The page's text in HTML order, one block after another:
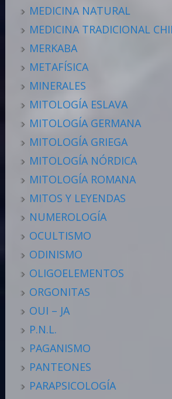
MEDICINA NATURAL
MEDICINA TRADICIONAL
MERKABA
METAFÍSICA
MINERALES
MITOLOGÍA ESLAVA
MITOLOGÍA GERMANA
MITOLOGÍA GRIEGA
MITOLOGÍA NÓRDICA
MITOLOGÍA ROMANA
MITOS Y LEYENDAS
NUMEROLOGÍA
OCULTISMO
ODINISMO
OLIGOELEMENTOS
ORGONITAS
OUI – JA
P.N.L.
PAGANISMO
PANTEONES
PARAPSICOLOGÍA